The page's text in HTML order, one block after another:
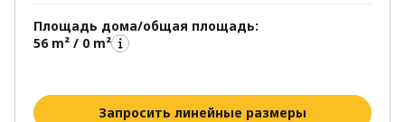
Площадь дома/общая площадь:
56 m² / 0 m²
Запросить линейные размеры